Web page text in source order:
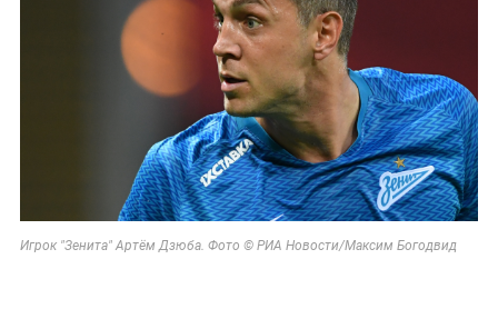
Игрок "Зенита" Артём Дзюба. Фото © РИА Новости/Максим Богодвид